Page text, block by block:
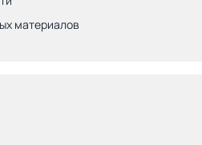
материалов